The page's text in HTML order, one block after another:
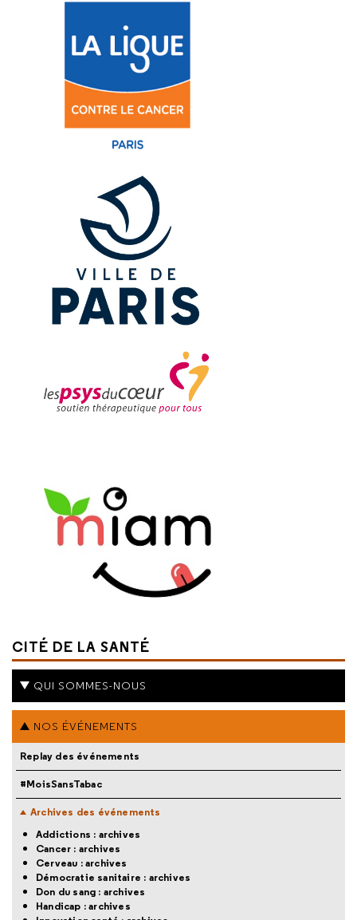
CITÉ DE LA SANTÉ
QUI SOMMES-NOUS
NOS ÉVÉNEMENTS
Replay des événements
#MoisSansTabac
Archives des événements
Addictions : archives
Cancer : archives
Cerveau : archives
Démocratie sanitaire : archives
Don du sang : archives
Handicap : archives